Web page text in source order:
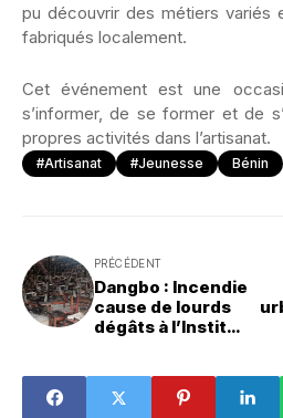
pu découvrir des métiers variés
fabriqués localement.
Cet événement est une
s’informer, de se former et de
propres activités dans l’artisanat.
#artisanat #Jeunesse Bénin
PRÉCÉDENT
Dangbo : Incendie
cause de lourds
dégâts à l’Institut
et sciences
physiques